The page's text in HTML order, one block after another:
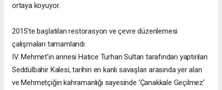
ortaya koyuyor.
2015’te başlatılan restorasyon ve çevre düzenlemesi
çalışmaları tamamlandı
IV. Mehmet’in annesi Hatice Turhan Sultan tarafından yaptırılan
Seddülbahir Kalesi, tarihin en kanlı savaşları arasında yer alan
ve Mehmetçiğin kahramanlığı sayesinde ’Çanakkale Geçilmez’